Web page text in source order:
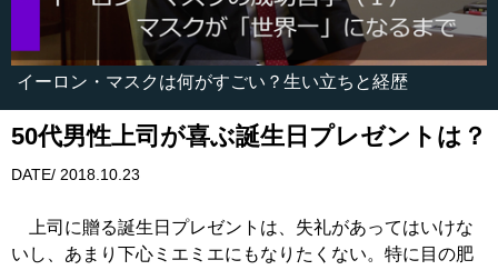
イーロン・マスクは何がすごい？生い立ちと経歴
50代男性上司が喜ぶ誕生日プレゼントは？
DATE/ 2018.10.23
上司に贈る誕生日プレゼントは、失礼があってはいけな
いし、あまり下心ミエミエにもなりたくない。特に目の肥